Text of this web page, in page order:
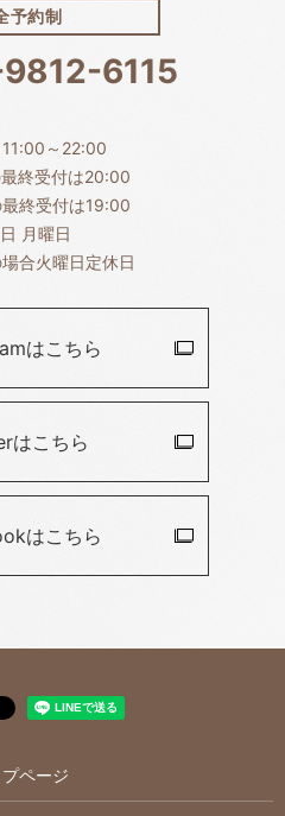
予約制
6115
～22:00
終受付は20:00
終受付は19:00
月曜日
合火曜日定休日
はこちら
はこちら
はこちら
プページ